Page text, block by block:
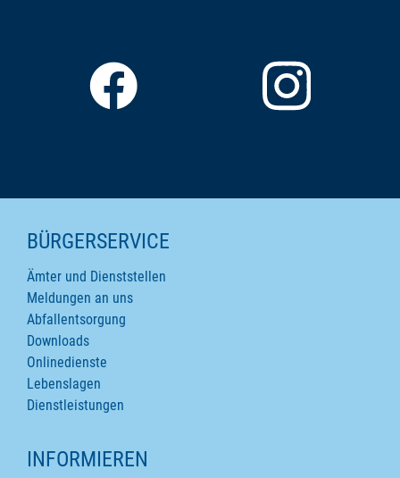
SEITENINHALTE
BÜRGERSERVICE
Ämter und Dienststellen
Meldungen an uns
Abfallentsorgung
Downloads
Onlinedienste
Lebenslagen
Dienstleistungen
INFORMIEREN